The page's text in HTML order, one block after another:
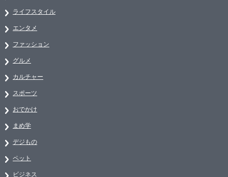
ライフスタイル
エンタメ
ファッション
グルメ
カルチャー
スポーツ
おでかけ
まめ学
デジもの
ペット
ビジネス